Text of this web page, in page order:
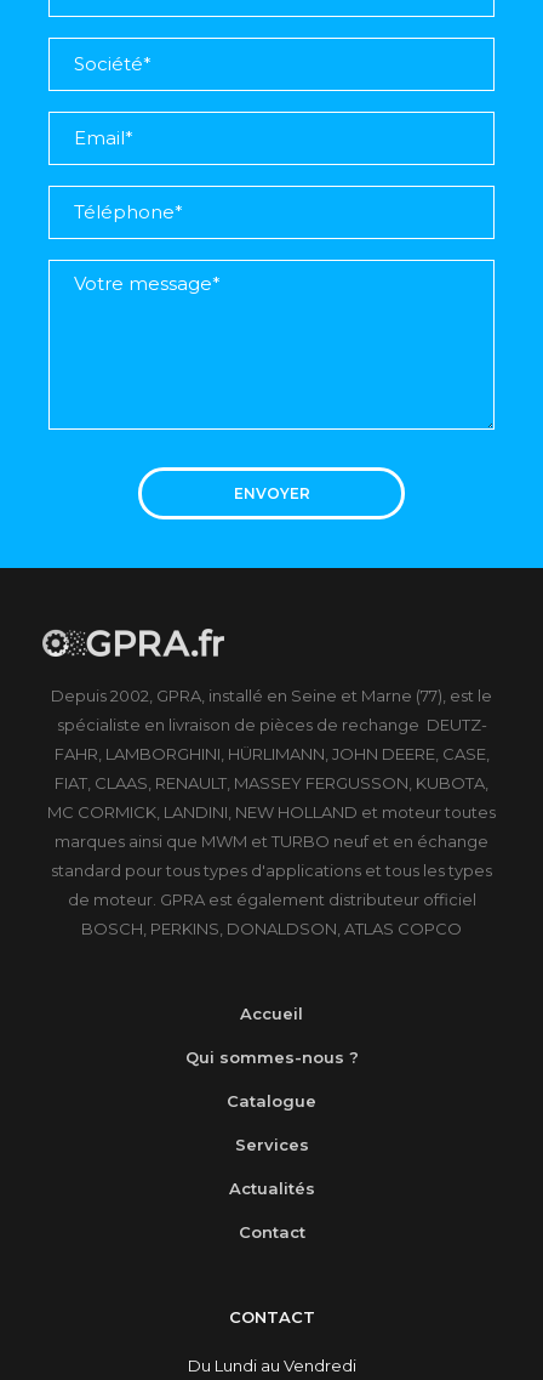
ENVOYER
Depuis 2002, GPRA, installé en Seine et Marne (77), est le
spécialiste en livraison de pièces de rechange DEUTZ-
FAHR, LAMBORGHINI, HÜRLIMANN, JOHN DEERE, CASE,
FIAT, CLAAS, RENAULT, MASSEY FERGUSSON, KUBOTA,
MC CORMICK, LANDINI, NEW HOLLAND et moteur toutes
marques ainsi que MWM et TURBO neuf et en échange
standard pour tous types d'applications et tous les types
de moteur. GPRA est également distributeur officiel
BOSCH, PERKINS, DONALDSON, ATLAS COPCO
Accueil
Qui sommes-nous ?
Catalogue
Services
Actualités
Contact
CONTACT
Du Lundi au Vendredi